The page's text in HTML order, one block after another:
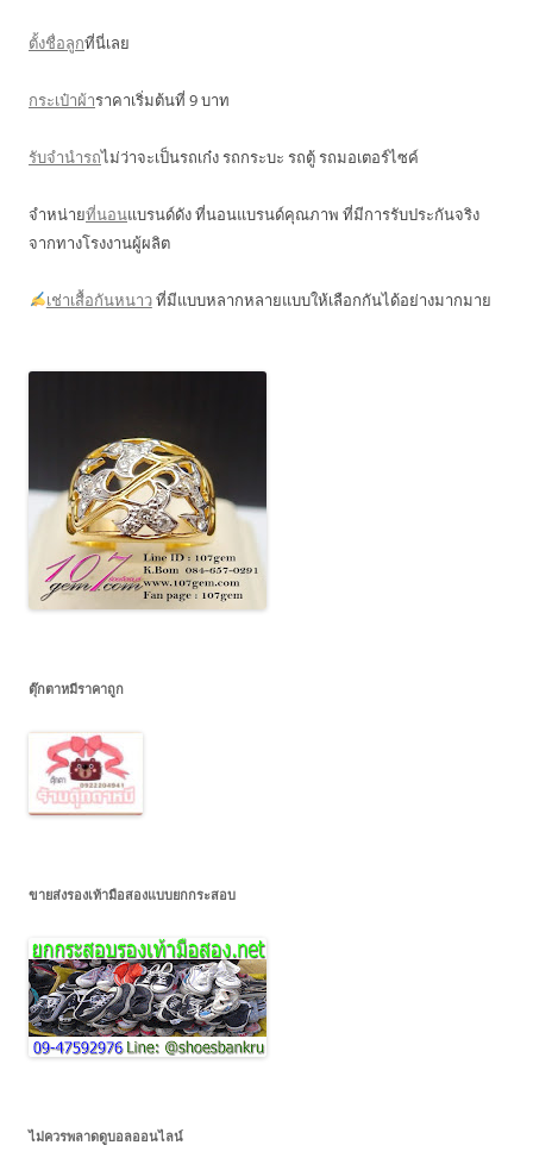
ตั้งชื่อลูกที่นี่เลย
กระเป๋าผ้าราคาเริ่มต้นที่ 9 บาท
รับจำนำรถไม่ว่าจะเป็นรถเก๋ง รถกระบะ รถตู้ รถมอเตอร์ไซค์
จำหน่ายที่นอนแบรนด์ดัง ที่นอนแบรนด์คุณภาพ ที่มีการรับประกันจริง
จากทางโรงงานผู้ผลิต
เช่าเสื้อกันหนาวที่มีแบบหลากหลายแบบให้เลือกกันได้อย่างมากมาย
ตุ๊กตาหมีราคาถูก
ขายส่งรองเท้ามือสองแบบยกกระสอบ
ไม่ควรพลาดดูบอลออนไลน์